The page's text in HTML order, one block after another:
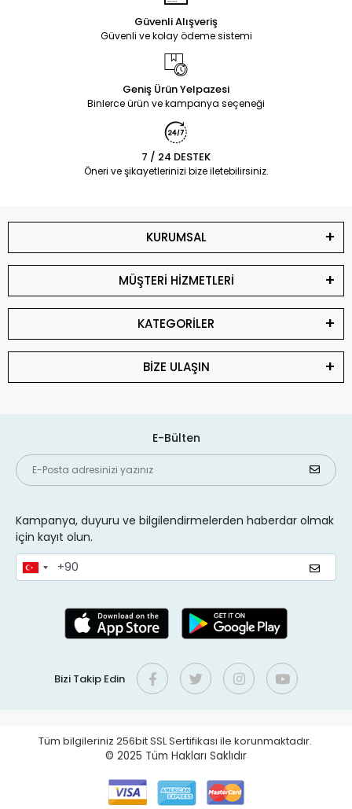
Güvenli Alışveriş
Güvenli ve kolay ödeme sistemi
Geniş Ürün Yelpazesi
Binlerce ürün ve kampanya seçeneği
7 / 24 DESTEK
Öneri ve şikayetlerinizi bize iletebilirsiniz.
KURUMSAL
MÜŞTERİ HİZMETLERİ
KATEGORİLER
BİZE ULAŞIN
E-Bülten
Kampanya, duyuru ve bilgilendirmelerden haberdar olmak
için kayıt olun.
Bizi Takip Edin
Tüm bilgileriniz 256bit SSL Sertifikası ile korunmaktadır.
© 2025 Tüm Hakları Saklıdır